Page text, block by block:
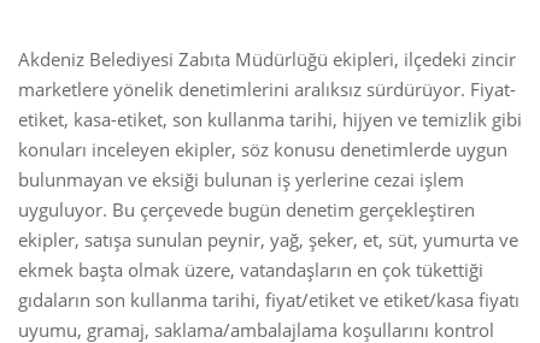
Akdeniz Belediyesi Zabıta Müdürlüğü ekipleri, ilçedeki zincir
marketlere yönelik denetimlerini aralıksız sürdürüyor. Fiyat-
etiket, kasa-etiket, son kullanma tarihi, hijyen ve temizlik gibi
konuları inceleyen ekipler, söz konusu denetimlerde uygun
bulunmayan ve eksiği bulunan iş yerlerine cezai işlem
uyguluyor. Bu çerçevede bugün denetim gerçekleştiren
ekipler, satışa sunulan peynir, yağ, şeker, et, süt, yumurta ve
ekmek başta olmak üzere, vatandaşların en çok tükettiği
gıdaların son kullanma tarihi, fiyat/etiket ve etiket/kasa fiyatı
uyumu, gramaj, saklama/ambalajlama koşullarını kontrol